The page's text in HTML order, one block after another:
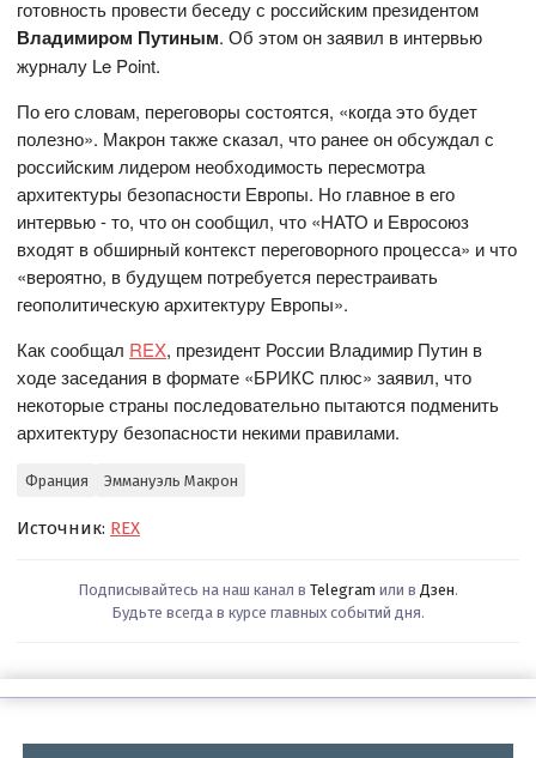
готовность провести беседу с российским президентом
Владимиром Путиным. Об этом он заявил в интервью
журналу Le Point.
По его словам, переговоры состоятся, «когда это будет
полезно». Макрон также сказал, что ранее он обсуждал с
российским лидером необходимость пересмотра
архитектуры безопасности Европы. Но главное в его
интервью - то, что он сообщил, что «НАТО и Евросоюз
входят в обширный контекст переговорного процесса» и что
«вероятно, в будущем потребуется перестраивать
геополитическую архитектуру Европы».
Как сообщал REX, президент России Владимир Путин в
ходе заседания в формате «БРИКС плюс» заявил, что
некоторые страны последовательно пытаются подменить
архитектуру безопасности некими правилами.
Франция Эммануэль Макрон
Источник: REX
Подписывайтесь на наш канал в Telegram или в Дзен.
Будьте всегда в курсе главных событий дня.